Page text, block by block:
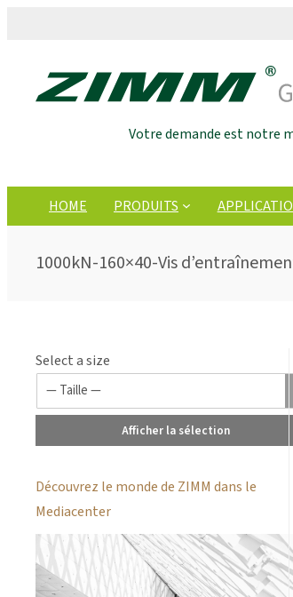
Votre demande est notre
HOME PRODUITS
1000kN-160×40-Vis
Select a size
Afficher la sélection
Découvrez le monde de ZIMM dans le
Mediacenter